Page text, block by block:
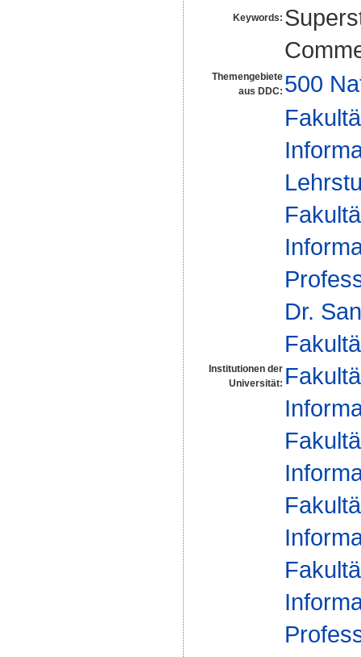
Keywords:
Themengebiete
aus DDC: 500
Institutionen der
Universität:
Dr.